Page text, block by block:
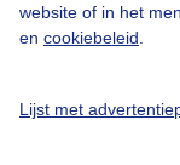
website of in het
en cookiebeleid
Lijst met
Cookie beleid
Gratis weerdata